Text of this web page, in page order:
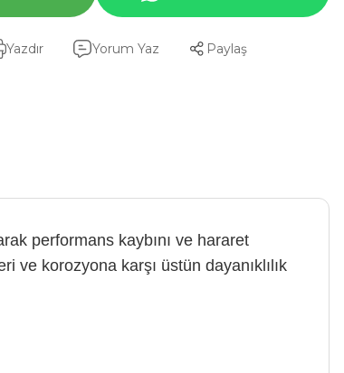
Yazdır Yorum Yaz Paylaş
performans kaybını ve hararet
ve korozyona karşı üstün dayanıklılık